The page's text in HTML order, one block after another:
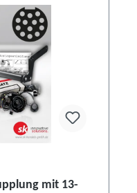
mit 13-